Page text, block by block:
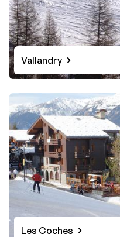
Vallandry
Les Coches